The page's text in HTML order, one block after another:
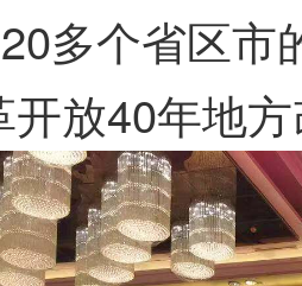
多个省区市
开放40年地